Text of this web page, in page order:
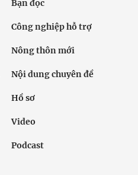
Bạn đọc
Công nghiệp hỗ trợ
Nông thôn mới
Nội dung chuyên đề
Hồ sơ
Video
Podcast